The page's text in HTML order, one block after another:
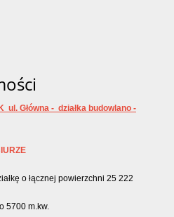
ul. Główna - działka budowlano -
o łącznej powierzchni 25 222
5700 m.kw.